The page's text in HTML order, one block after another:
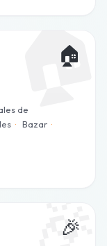
🏠
de
· Bazar ·
🎉